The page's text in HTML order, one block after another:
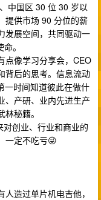
中国区 30 位 30 岁以
提供市场 90 分位的薪
发展空间，共同驱动一
。
点像学习分享会，CEO
背后的思考。信息流动
一时间知道彼此在做什
、产研、业内先进生产
秘籍。
创业、行业和商业的
一定不吃亏😜
造过单片机电吉他，